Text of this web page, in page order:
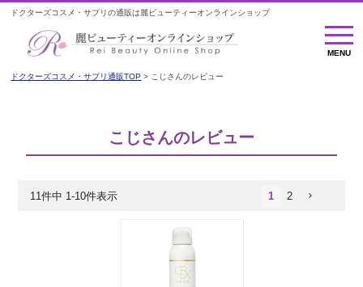
ドクターズコスメ・サプリの通販は麗ビューティーオンラインショップ
MENU
MENU
ドクターズコスメ・サプリ通販TOP こじさんのレビュー
こじさんのレビュー
11件中 1-10件表示 1 2